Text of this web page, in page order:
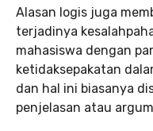
Alasan logis juga
terjadinya
mahasiswa dengan
ketidaksepakatan
dan hal ini biasanya
penjelasan atau